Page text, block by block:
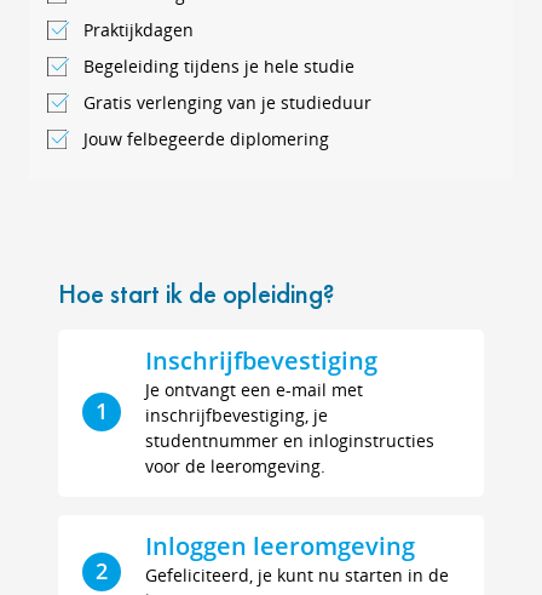
Praktijkdagen
Begeleiding tijdens je hele studie
Gratis verlenging van je studieduur
Jouw felbegeerde diplomering
Hoe start ik de opleiding?
1
Inschrijfbevestiging
Je ontvangt een e-mail met
inschrijfbevestiging, je
studentnummer en inloginstructies
voor de leeromgeving.
2
Inloggen leeromgeving
Gefeliciteerd, je kunt nu starten in de